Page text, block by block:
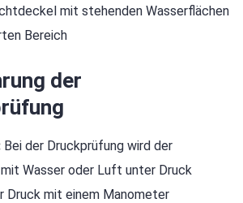
der
Bei der Druckprüfung wird der
Wasser oder Luft unter Druck
Druck mit einem Manometer